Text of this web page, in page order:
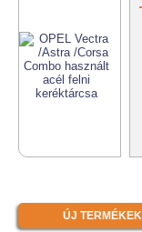
ÚJ TERMÉKEK